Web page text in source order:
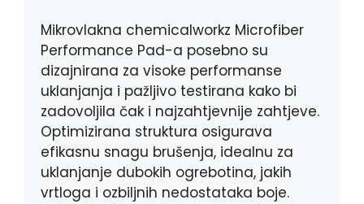
Mikrovlakna chemicalworkz Microfiber
Performance Pad-a posebno su
dizajnirana za visoke performanse
uklanjanja i pažljivo testirana kako bi
zadovoljila čak i najzahtjevnije zahtjeve.
Optimizirana struktura osigurava
efikasnu snagu brušenja, idealnu za
uklanjanje dubokih ogrebotina, jakih
vrtloga i ozbiljnih nedostataka boje.